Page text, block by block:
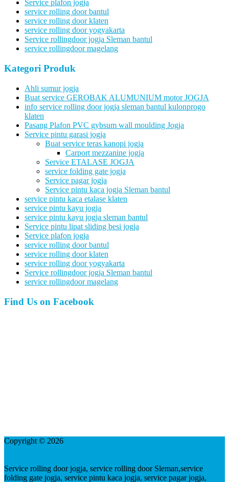
Service plafon jogja
service rolling door bantul
service rolling door klaten
service rolling door yogyakarta
Service rollingdoor jogja Sleman bantul
service rollingdoor magelang
Kategori Produk
Ahli sumur jogja
Buat service GEROBAK ALUMUNIUM motor JOGJA
info service rolling door jogja sleman bantul kulonprogo
klaten
Pasang Plafon PVC gybsum wall moulding Jogja
Service pintu garasi jogja
Buat service teras kanopi jogja
Carport mezzanine jogja
Service ETALASE JOGJA
service folding gate jogja
Service pagar jogja
Service pintu kaca jogja Sleman bantul
service pintu kaca etalase klaten
service pintu kayu jogja
service pintu kayu jogja sleman bantul
Service pintu lipat sliding besi jogja
Service plafon jogja
service rolling door bantul
service rolling door klaten
service rolling door yogyakarta
Service rollingdoor jogja Sleman bantul
service rollingdoor magelang
Find Us on Facebook
Copyright © 2026
Service rolling door jogja, service rolling door Sleman,service
folding gate jogja, service pintu kaca jogja, service pagar jogja,